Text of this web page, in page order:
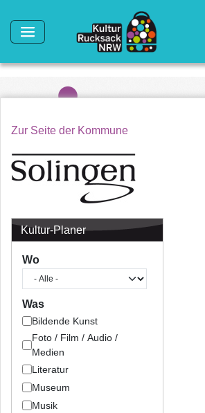
Zur Seite der Kommune
Kultur-Planer
Wo
Was
Bildende Kunst
Foto / Film / Audio /
Medien
Literatur
Museum
Musik